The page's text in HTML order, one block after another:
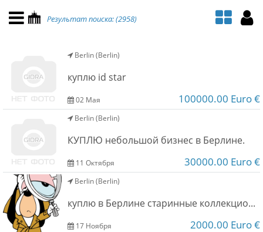
Правила доски объявлений
Текстовая реклама
Цены на услуги
Результат поиска: (2958)
Berlin (Berlin)
куплю id star
02 Мая 100000.00 Euro €
Berlin (Berlin)
КУПЛЮ небольшой бизнес в Берлине.
11 Октября 30000.00 Euro €
Berlin (Berlin)
куплю в Берлине старинные коллекционные вещи
17 Ноября 2000.00 Euro €